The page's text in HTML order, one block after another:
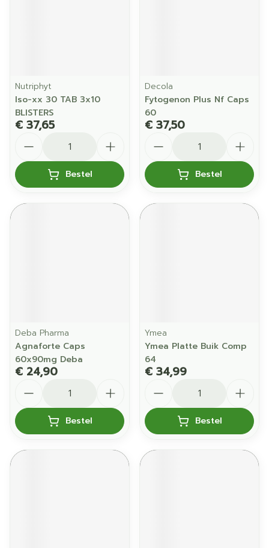
Nutriphyt
Iso-xx 30 TAB 3x10
BLISTERS
€ 37,65
Bestel
Decola
Fytogenon Plus Nf Caps
60
€ 37,50
Bestel
Deba Pharma
Agnaforte Caps
60x90mg Deba
€ 24,90
Bestel
Ymea
Ymea Platte Buik Comp
64
€ 34,99
Bestel